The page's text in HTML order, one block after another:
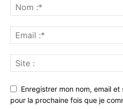
Enregistrer mon nom, email
pour la prochaine fois que je